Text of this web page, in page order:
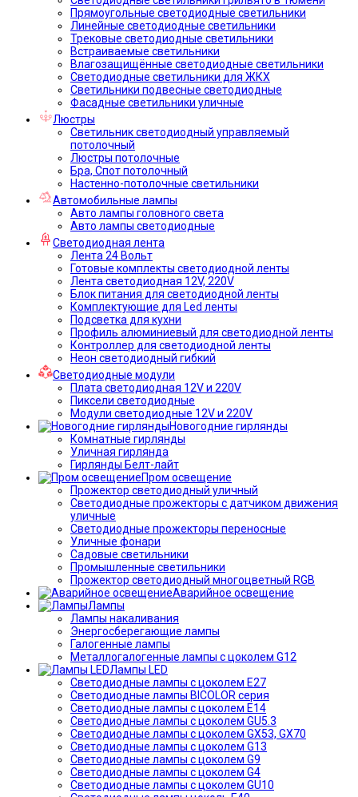
Прямоугольные светодиодные светильники
Линейные светодиодные светильники
Трековые светодиодные светильники
Встраиваемые светильники
Влагозащищённые светодиодные светильники
Светодиодные светильники для ЖКХ
Светильники подвесные светодиодные
Фасадные светильники уличные
Люстры
Светильник светодиодный управляемый
потолочный
Люстры потолочные
Бра, Спот потолочный
Настенно-потолочные светильники
Автомобильные лампы
Авто лампы головного света
Авто лампы светодиодные
Светодиодная лента
Лента 24 Вольт
Готовые комплекты светодиодной ленты
Лента светодиодная 12V, 220V
Блок питания для светодиодной ленты
Комплектующие для Led ленты
Подсветка для кухни
Профиль алюминиевый для светодиодной ленты
Контроллер для светодиодной ленты
Неон светодиодный гибкий
Светодиодные модули
Плата светодиодная 12V и 220V
Пиксели светодиодные
Модули светодиодные 12V и 220V
Новогодние гирлянды
Комнатные гирлянды
Уличная гирлянда
Гирлянды Белт-лайт
Пром освещение
Прожектор светодиодный уличный
Светодиодные прожекторы с датчиком движения
уличные
Светодиодные прожекторы переносные
Уличные фонари
Садовые светильники
Промышленные светильники
Прожектор светодиодный многоцветный RGB
Аварийное освещение
Лампы
Лампы накаливания
Энергосберегающие лампы
Галогенные лампы
Металлогалогенные лампы с цоколем G12
Лампы LED
Светодиодные лампы с цоколем E27
Светодиодные лампы BICOLOR серия
Светодиодные лампы с цоколем E14
Светодиодные лампы с цоколем GU5.3
Светодиодные лампы с цоколем GX53, GX70
Светодиодные лампы с цоколем G13
Светодиодные лампы с цоколем G9
Светодиодные лампы с цоколем G4
Светодиодные лампы с цоколем GU10